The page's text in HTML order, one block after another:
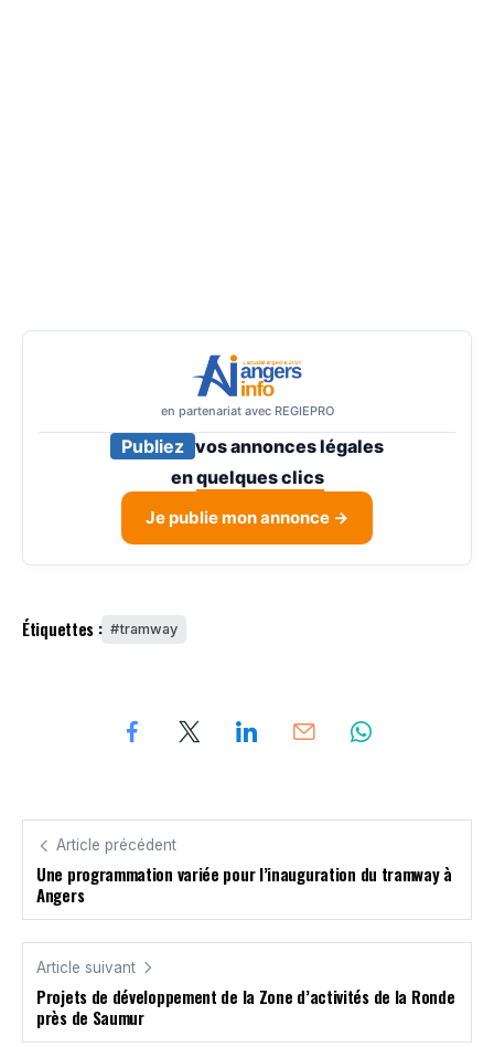
en partenariat avec REGIEPRO
Publiez vos annonces légales
enquelques clics
Je publie mon annonce →
Étiquettes : tramway
Article précédent
Une programmation variée pour l’inauguration du tramway à
Angers
Article suivant
Projets de développement de la Zone d’activités de la Ronde
près de Saumur